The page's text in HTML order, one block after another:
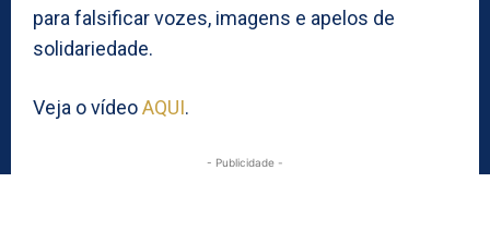
para falsificar vozes, imagens e apelos de
solidariedade.
Veja o vídeoAQUI.
- Publicidade -